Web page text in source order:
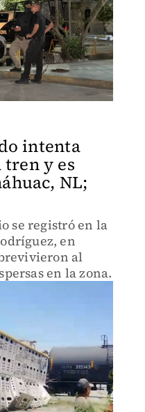
intenta
tren y es
NL;
se registró en la
en
al
en la zona.